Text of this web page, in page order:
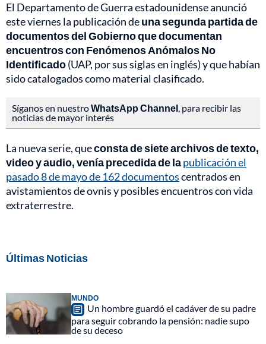
El Departamento de Guerra estadounidense anunció
este viernes la publicación deuna segunda partida de
documentos del Gobierno que documentan
encuentros con Fenómenos Anómalos No
Identificado(UAP, por sus siglas en inglés) y que habían
sido catalogados como material clasificado.
Síganos en nuestroWhatsApp Channel, para recibir las
noticias de mayor interés
La nueva serie, queconsta de siete archivos de texto,
video y audio, venía precedida de lapublicación el
pasado 8 de mayo de 162 documentoscentrados en
avistamientos de ovnis y posibles encuentros con vida
extraterrestre.
Últimas Noticias
MUNDO
Un hombre guardó el cadáver de su padre
para seguir cobrando la pensión: nadie supo
de su deceso